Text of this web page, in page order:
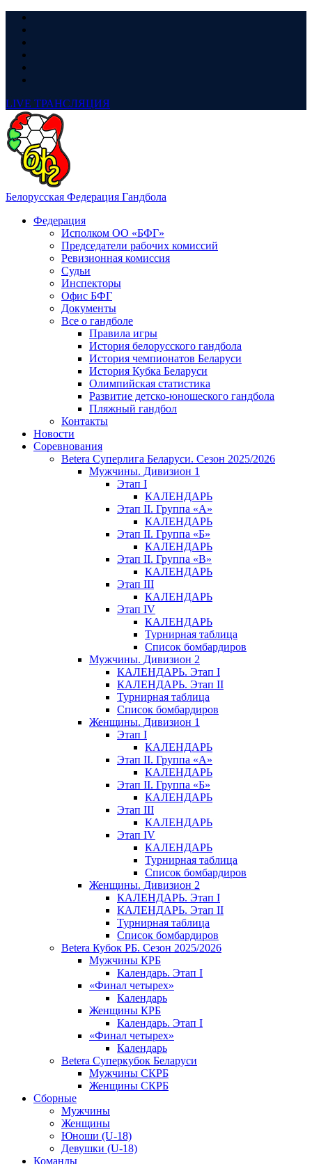
LIVE ТРАНСЛЯЦИЯ
Белорусская Федерация Гандбола
Федерация
Исполком ОО «БФГ»
Председатели рабочих комиссий
Ревизионная комиссия
Судьи
Инспекторы
Офис БФГ
Документы
Все о гандболе
Правила игры
История белорусского гандбола
История чемпионатов Беларуси
История Кубка Беларуси
Олимпийская статистика
Развитие детско-юношеского гандбола
Пляжный гандбол
Контакты
Новости
Соревнования
Betera Суперлига Беларуси. Сезон 2025/2026
Мужчины. Дивизион 1
Этап I
КАЛЕНДАРЬ
Этап II. Группа «А»
КАЛЕНДАРЬ
Этап II. Группа «Б»
КАЛЕНДАРЬ
Этап II. Группа «В»
КАЛЕНДАРЬ
Этап III
КАЛЕНДАРЬ
Этап IV
КАЛЕНДАРЬ
Турнирная таблица
Список бомбардиров
Мужчины. Дивизион 2
КАЛЕНДАРЬ. Этап I
КАЛЕНДАРЬ. Этап II
Турнирная таблица
Список бомбардиров
Женщины. Дивизион 1
Этап I
КАЛЕНДАРЬ
Этап II. Группа «А»
КАЛЕНДАРЬ
Этап II. Группа «Б»
КАЛЕНДАРЬ
Этап III
КАЛЕНДАРЬ
Этап IV
КАЛЕНДАРЬ
Турнирная таблица
Список бомбардиров
Женщины. Дивизион 2
КАЛЕНДАРЬ. Этап I
КАЛЕНДАРЬ. Этап II
Турнирная таблица
Список бомбардиров
Betera Кубок РБ. Сезон 2025/2026
Мужчины КРБ
Календарь. Этап I
«Финал четырех»
Календарь
Женщины КРБ
Календарь. Этап I
«Финал четырех»
Календарь
Betera Суперкубок Беларуси
Мужчины СКРБ
Женщины СКРБ
Сборные
Мужчины
Женщины
Юноши (U-18)
Девушки (U-18)
Команды